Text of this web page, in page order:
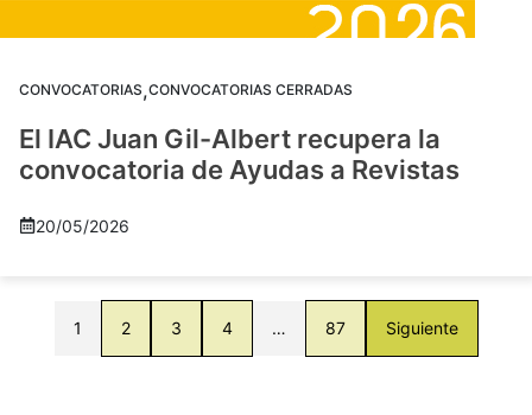
CONVOCATORIAS,CONVOCATORIAS CERRADAS
El IAC Juan Gil-Albert recupera la
convocatoria de Ayudas a Revistas
20/05/2026
1 2 3 4 … 87 Siguiente